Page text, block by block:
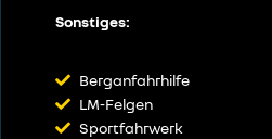
Sonstiges:
Berganfahrhilfe
LM-Felgen
Sportfahrwerk